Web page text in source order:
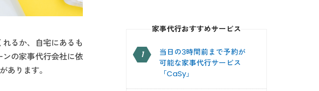
るか、自宅にあるも
の家事代行会社に依
あります。
家事代行おすすめサービス
1
当日の3時間前まで予約が
可能な家事代行サービス
「CaSy」